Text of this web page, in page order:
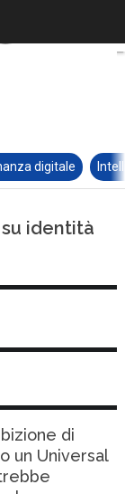
digitale
identità
di
un Universal